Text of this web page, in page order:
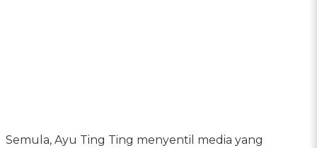
Semula, Ayu Ting Ting menyentil media yang